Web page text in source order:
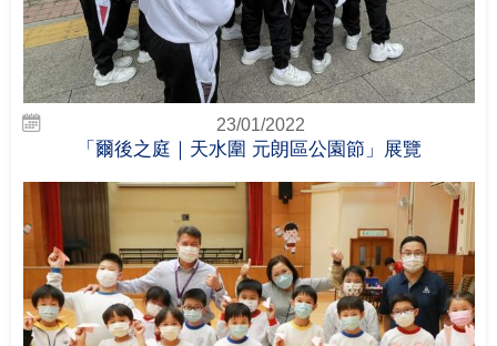
23/01/2022
「爾後之庭｜天水圍 元朗區公園節」展覽